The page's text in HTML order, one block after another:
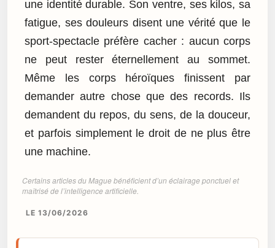
une identité durable. Son ventre, ses kilos, sa
fatigue, ses douleurs disent une vérité que le
sport-spectacle préfère cacher : aucun corps
ne peut rester éternellement au sommet.
Même les corps héroïques finissent par
demander autre chose que des records. Ils
demandent du repos, du sens, de la douceur,
et parfois simplement le droit de ne plus être
une machine.
Certains articles du Mague bénéficient d’un éclairage ponctuel et
maîtrisé de l’intelligence artificielle.
LE 13/06/2026